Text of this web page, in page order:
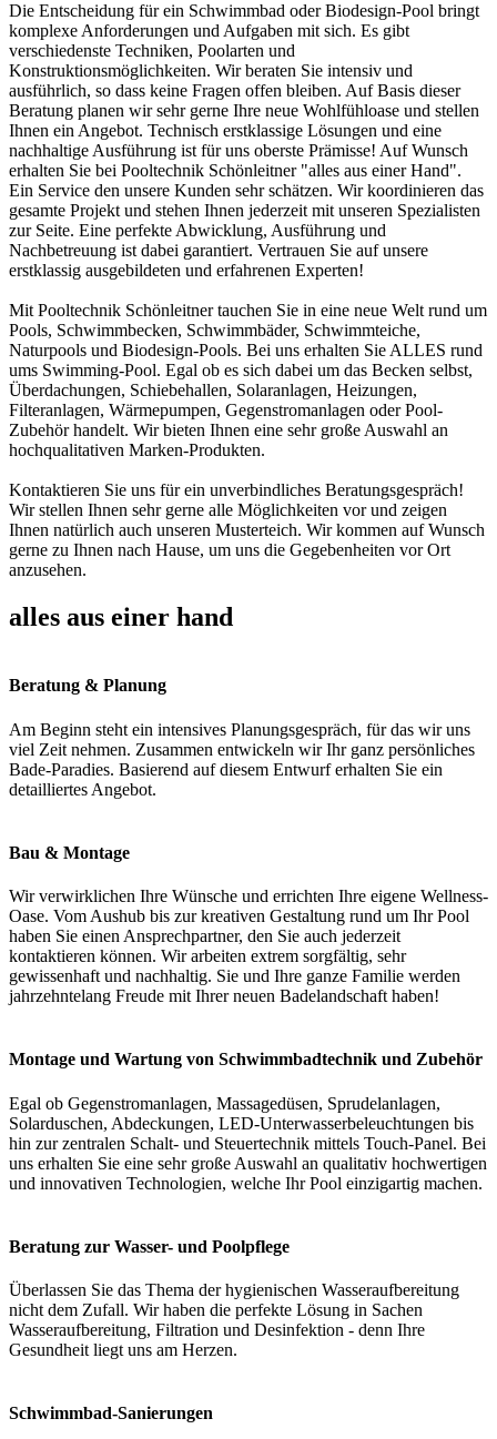
Die Entscheidung für ein Schwimmbad oder Biodesign-Pool bringt
komplexe Anforderungen und Aufgaben mit sich. Es gibt
verschiedenste Techniken, Poolarten und
Konstruktionsmöglichkeiten. Wir beraten Sie intensiv und
ausführlich, so dass keine Fragen offen bleiben. Auf Basis dieser
Beratung planen wir sehr gerne Ihre neue Wohlfühloase und stellen
Ihnen ein Angebot. Technisch erstklassige Lösungen und eine
nachhaltige Ausführung ist für uns oberste Prämisse! Auf Wunsch
erhalten Sie bei Pooltechnik Schönleitner "alles aus einer Hand".
Ein Service den unsere Kunden sehr schätzen. Wir koordinieren das
gesamte Projekt und stehen Ihnen jederzeit mit unseren Spezialisten
zur Seite. Eine perfekte Abwicklung, Ausführung und
Nachbetreuung ist dabei garantiert. Vertrauen Sie auf unsere
erstklassig ausgebildeten und erfahrenen Experten!
Mit Pooltechnik Schönleitner tauchen Sie in eine neue Welt rund um
Pools, Schwimmbecken, Schwimmbäder, Schwimmteiche,
Naturpools und Biodesign-Pools. Bei uns erhalten Sie ALLES rund
ums Swimming-Pool. Egal ob es sich dabei um das Becken selbst,
Überdachungen, Schiebehallen, Solaranlagen, Heizungen,
Filteranlagen, Wärmepumpen, Gegenstromanlagen oder Pool-
Zubehör handelt. Wir bieten Ihnen eine sehr große Auswahl an
hochqualitativen Marken-Produkten.
Kontaktieren Sie uns für ein unverbindliches Beratungsgespräch!
Wir stellen Ihnen sehr gerne alle Möglichkeiten vor und zeigen
Ihnen natürlich auch unseren Musterteich. Wir kommen auf Wunsch
gerne zu Ihnen nach Hause, um uns die Gegebenheiten vor Ort
anzusehen.
alles aus einer hand
Beratung & Planung
Am Beginn steht ein intensives Planungsgespräch, für das wir uns
viel Zeit nehmen. Zusammen entwickeln wir Ihr ganz persönliches
Bade-Paradies. Basierend auf diesem Entwurf erhalten Sie ein
detailliertes Angebot.
Bau & Montage
Wir verwirklichen Ihre Wünsche und errichten Ihre eigene Wellness-
Oase. Vom Aushub bis zur kreativen Gestaltung rund um Ihr Pool
haben Sie einen Ansprechpartner, den Sie auch jederzeit
kontaktieren können. Wir arbeiten extrem sorgfältig, sehr
gewissenhaft und nachhaltig. Sie und Ihre ganze Familie werden
jahrzehntelang Freude mit Ihrer neuen Badelandschaft haben!
Montage und Wartung von Schwimmbadtechnik und Zubehör
Egal ob Gegenstromanlagen, Massagedüsen, Sprudelanlagen,
Solarduschen, Abdeckungen, LED-Unterwasserbeleuchtungen bis
hin zur zentralen Schalt- und Steuertechnik mittels Touch-Panel. Bei
uns erhalten Sie eine sehr große Auswahl an qualitativ hochwertigen
und innovativen Technologien, welche Ihr Pool einzigartig machen.
Beratung zur Wasser- und Poolpflege
Überlassen Sie das Thema der hygienischen Wasseraufbereitung
nicht dem Zufall. Wir haben die perfekte Lösung in Sachen
Wasseraufbereitung, Filtration und Desinfektion - denn Ihre
Gesundheit liegt uns am Herzen.
Schwimmbad-Sanierungen